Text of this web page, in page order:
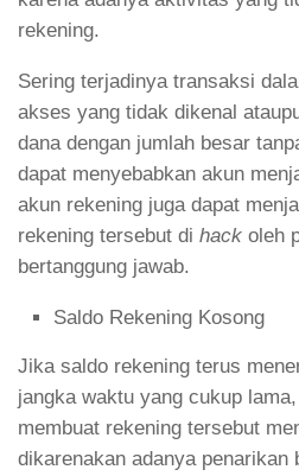
rekening.
Sering terjadinya transaksi
akses yang tidak dikenal
dana dengan jumlah besar
dapat menyebabkan akun
akun rekening juga dapat
rekening tersebut di hack oleh
bertanggung jawab.
Saldo Rekening Kosong
Jika saldo rekening terus
jangka waktu yang cukup
membuat rekening tersebut
dikarenakan adanya